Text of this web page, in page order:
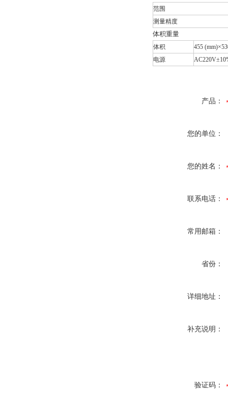
范围
测量精度
体积重量
体积
455
电源
产品：
您的单位：
您的姓名：
联系电话：
常用邮箱：
省份：
详细地址：
补充说明：
验证码：